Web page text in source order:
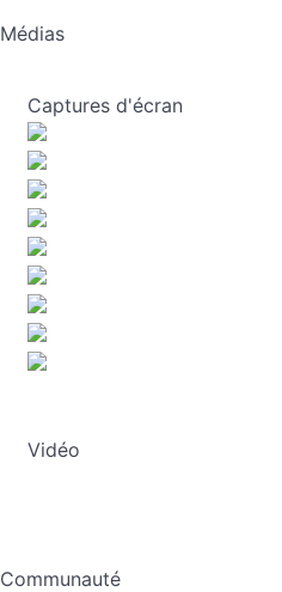
Médias
Captures d'écran
Vidéo
Communauté